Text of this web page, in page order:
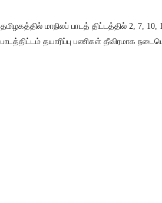
தமிழகத்தில் மாநிலப் பாடத் திட்டத்தில் 2, 7,
பாடத்திட்டம் தயாரிப்பு பணிகள் தீவிரமாக